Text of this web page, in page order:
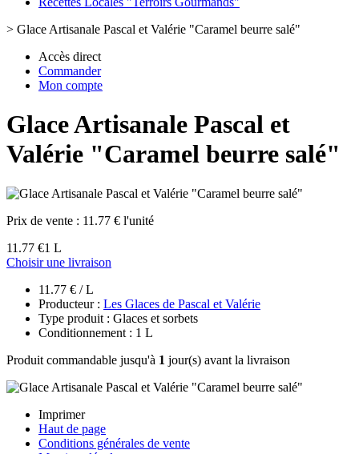
> Glace Artisanale Pascal et Valérie "Caramel beurre salé"
Accès direct
Commander
Mon compte
Glace Artisanale Pascal et
Valérie "Caramel beurre salé"
Prix de vente : 11.77 € l'unité
11.77 €1 L
Choisir une livraison
11.77 € / L
Producteur : Les Glaces de Pascal et Valérie
Type produit : Glaces et sorbets
Conditionnement : 1 L
Produit commandable jusqu'à 1 jour(s) avant la livraison
Imprimer
Haut de page
Conditions générales de vente